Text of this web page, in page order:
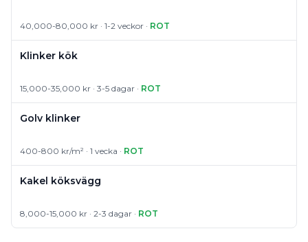
40,000-80,000 kr · 1-2 veckor · ROT
Klinker kök
15,000-35,000 kr · 3-5 dagar · ROT
Golv klinker
400-800 kr/m² · 1 vecka · ROT
Kakel köksvägg
8,000-15,000 kr · 2-3 dagar · ROT